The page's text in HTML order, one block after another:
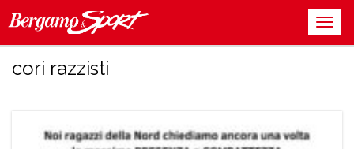
cori razzisti